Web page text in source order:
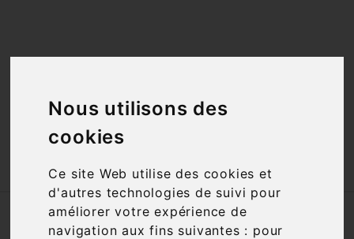
Nous utilisons des
cookies
Ce site Web utilise des cookies et
d'autres technologies de suivi pour
améliorer votre expérience de
navigation aux fins suivantes : pour
Cookies</a>
Accueil Vins Cépage Mourvèdre